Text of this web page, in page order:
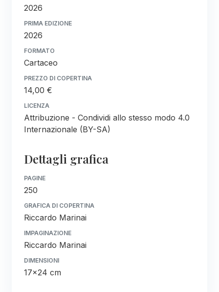
2026
PRIMA EDIZIONE
2026
FORMATO
Cartaceo
PREZZO DI COPERTINA
14,00 €
LICENZA
Attribuzione - Condividi allo stesso modo 4.0
Internazionale (BY-SA)
Dettagli grafica
PAGINE
250
GRAFICA DI COPERTINA
Riccardo Marinai
IMPAGINAZIONE
Riccardo Marinai
DIMENSIONI
17x24 cm